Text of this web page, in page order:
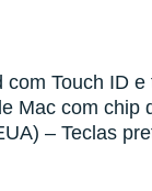
com Touch ID
Mac com chip
– Teclas